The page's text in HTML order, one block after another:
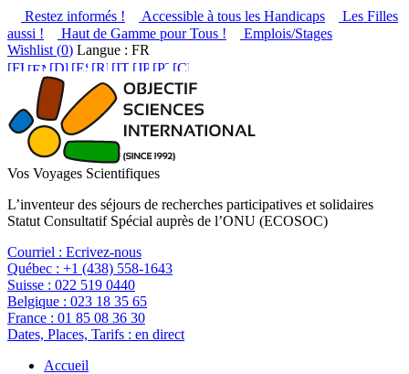
Restez informés ! Accessible à tous les Handicaps
Les Filles
aussi !
Haut de Gamme pour Tous !
Emplois/Stages
Wishlist (0) Langue : FR
Vos Voyages Scientifiques
L’inventeur des séjours de recherches participatives et solidaires
Statut Consultatif Spécial auprès de l’ONU (ECOSOC)
Courriel : Ecrivez-nous
Québec : +1 (438) 558-1643
Suisse : 022 519 0440
Belgique : 023 18 35 65
France : 01 85 08 36 30
Dates, Places, Tarifs : en direct
Accueil